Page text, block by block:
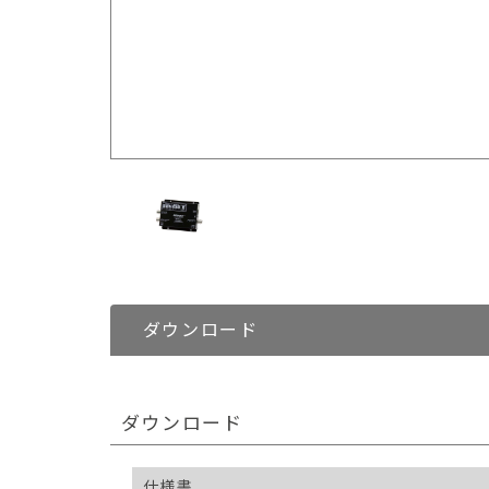
ダウンロード
ダウンロード